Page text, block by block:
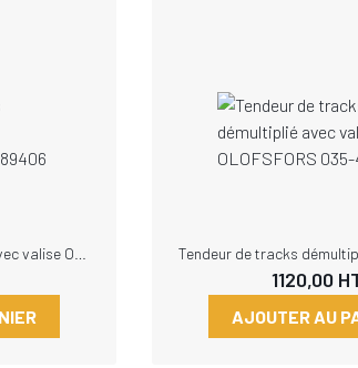
1120,00
AJOUTER AU